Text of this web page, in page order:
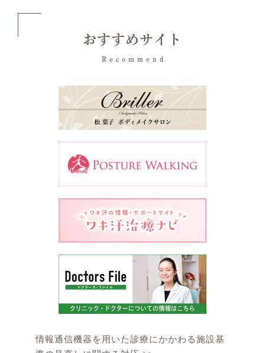
おすすめサイト
Recommend
情報通信機器を用いた診療にかかわる施設基